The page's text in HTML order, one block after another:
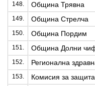
148. Община Трявна
149. Община Стрелча
150. Община Пордим
151. Община Долни
152. Регионална
153. Комисия за